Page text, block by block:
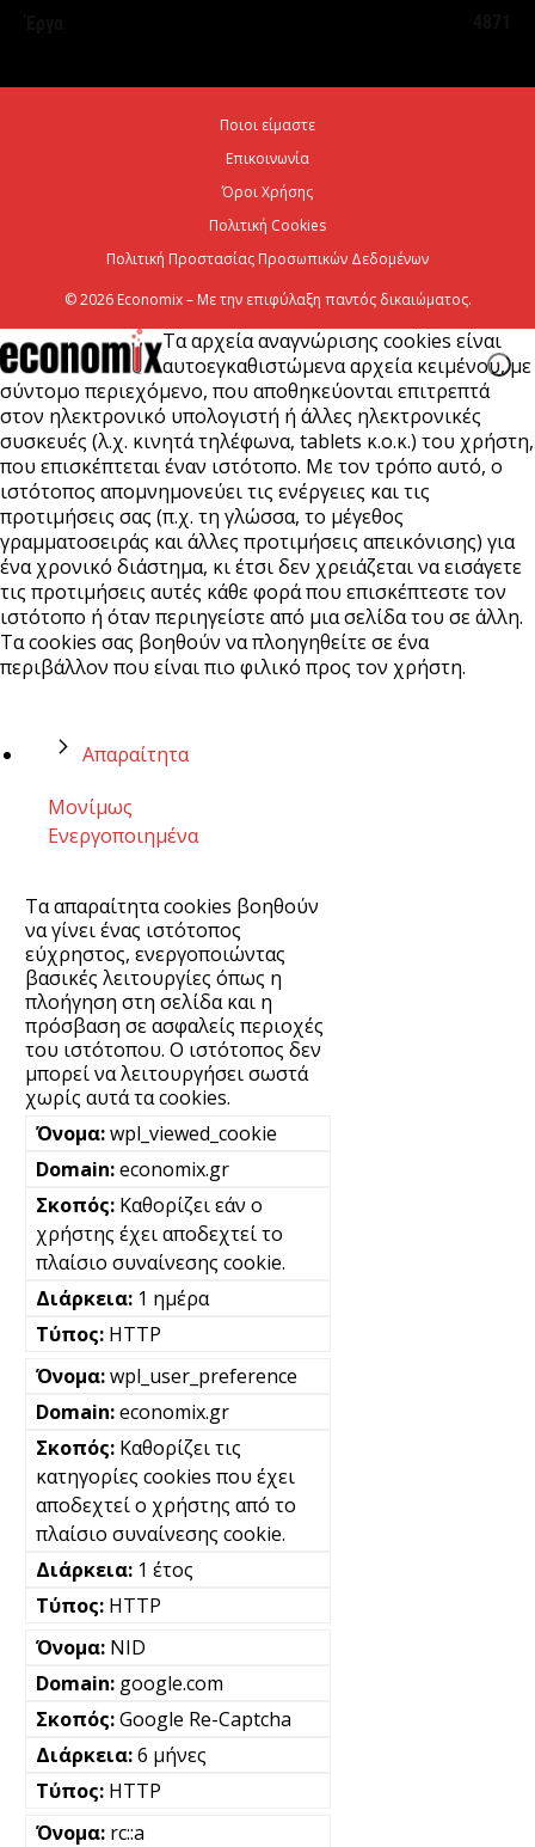
Χρίστος Δήμας: Προχωρoύν δύο πολύ σημαντικά
αρδευτικά έργα σε Νεστόριο και Σελλάνα
Έναρξη αιτήσεων για το Πρόγραμμα «Τουρισμός για
Όλους 2026-2027»
5 Αυγούστου 2026
Ποιοι είμαστε
Επικοινωνία
Όροι Χρήσης
Πολιτική Cookies
Πολιτική Προστασίας Προσωπικών Δεδομένων
© 2026 Economix – Με την επιφύλαξη παντός δικαιώματος.
Τα αρχεία αναγνώρισης cookies είναι
αυτοεγκαθιστώμενα αρχεία κειμένου, με
σύντομο περιεχόμενο, που αποθηκεύονται επιτρεπτά
στον ηλεκτρονικό υπολογιστή ή άλλες ηλεκτρονικές
συσκευές (λ.χ. κινητά τηλέφωνα, tablets κ.ο.κ.) του χρήστη,
που επισκέπτεται έναν ιστότοπο. Με τον τρόπο αυτό, ο
ιστότοπος απομνημονεύει τις ενέργειες και τις
προτιμήσεις σας (π.χ. τη γλώσσα, το μέγεθος
γραμματοσειράς και άλλες προτιμήσεις απεικόνισης) για
ένα χρονικό διάστημα, κι έτσι δεν χρειάζεται να εισάγετε
τις προτιμήσεις αυτές κάθε φορά που επισκέπτεστε τον
ιστότοπο ή όταν περιηγείστε από μια σελίδα του σε άλλη.
Τα cookies σας βοηθούν να πλοηγηθείτε σε ένα
περιβάλλον που είναι πιο φιλικό προς τον χρήστη.
Απαραίτητα
Μονίμως
Ενεργοποιημένα
Τα απαραίτητα cookies βοηθούν
να γίνει ένας ιστότοπος
εύχρηστος, ενεργοποιώντας
βασικές λειτουργίες όπως η
πλοήγηση στη σελίδα και η
πρόσβαση σε ασφαλείς περιοχές
του ιστότοπου. Ο ιστότοπος δεν
μπορεί να λειτουργήσει σωστά
χωρίς αυτά τα cookies.
wpl_viewed_cookie
economix.gr
Καθορίζει εάν ο
χρήστης έχει αποδεχτεί το
πλαίσιο συναίνεσης cookie.
1 ημέρα
HTTP
wpl_user_preference
economix.gr
Καθορίζει τις
κατηγορίες cookies που έχει
αποδεχτεί ο χρήστης από το
πλαίσιο συναίνεσης cookie.
1 έτος
HTTP
NID
google.com
Google Re-Captcha
6 μήνες
HTTP
rc::a